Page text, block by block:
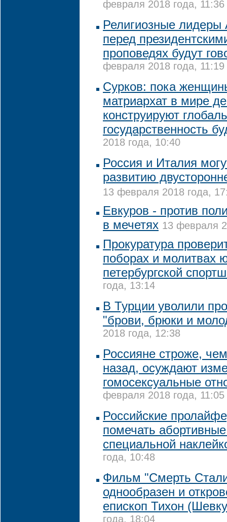
февраля 2018 года, 11:36
Религиозные лидеры
перед
проповедях будут
февраля 2018 года, 11:19
Сурков: пока
матриархат в мире
конструируют
государственность
2018 года, 10:40
Россия и Италия
развитию
13 февраля 2018 года,
Евкуров - против
в мечетях 13 февраля
Прокуратура
поборах и молитвах
петербургской
года, 13:14
В Турции уволили
"брови, брюки и
2018 года, 12:38
Россияне строже,
назад, осуждают
гомосексуальные
февраля 2018 года, 11:05
Российские
помечать
специальной
года, 10:48
Фильм "Смерть
однообразен и
епископ Тихон